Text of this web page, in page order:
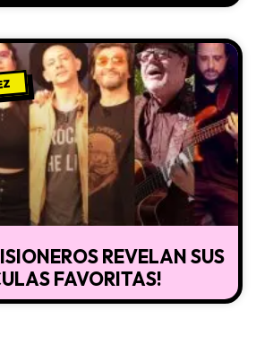
REVELAN SUS
FAVORITAS!